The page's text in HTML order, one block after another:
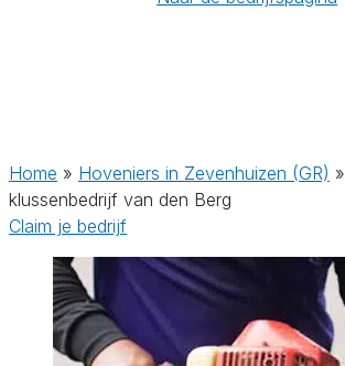
Home » Hoveniers in Zevenhuizen (GR) »
klussenbedrijf van den Berg
Claim je bedrijf